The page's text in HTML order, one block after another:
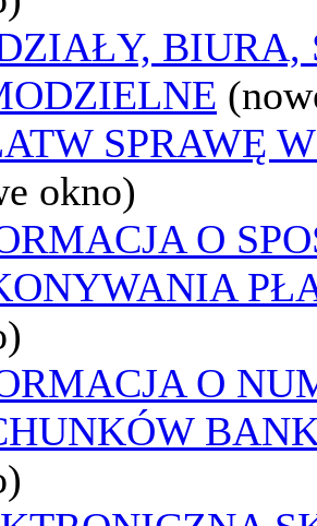
BIURA,
SPRAWĘ
okno)
O
O